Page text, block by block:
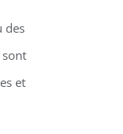
des
sont
et